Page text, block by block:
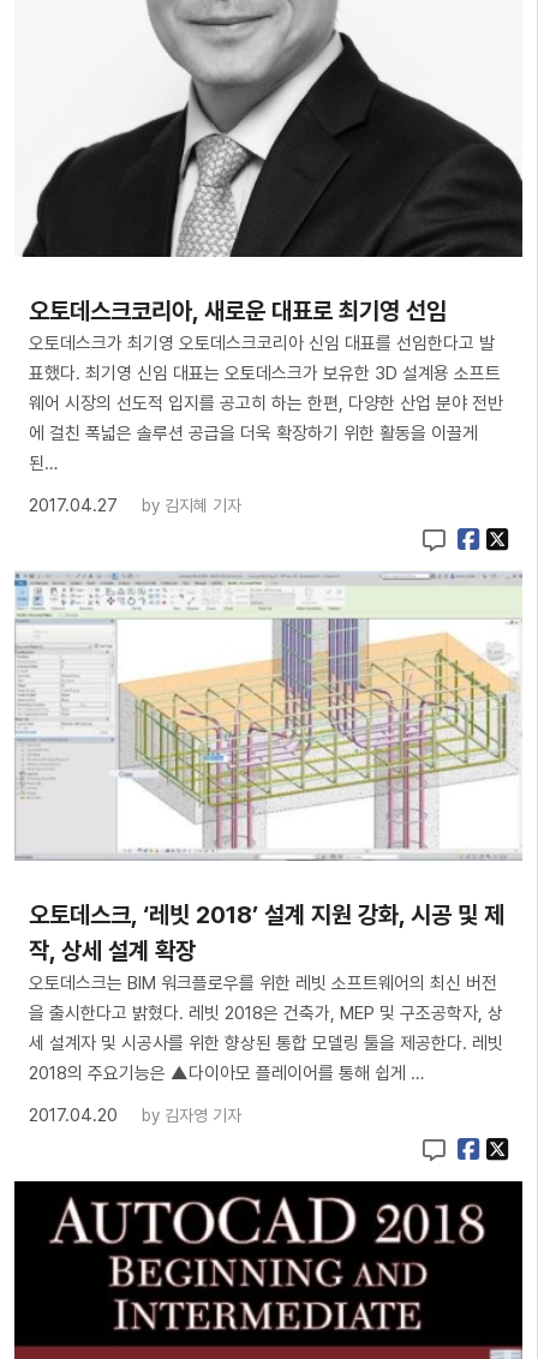
오토데스크코리아, 새로운 대표로 최기영 선임
오토데스크가 최기영 오토데스크코리아 신임 대표를 선임한다고 발
표했다. 최기영 신임 대표는 오토데스크가 보유한 3D 설계용 소프트
웨어 시장의 선도적 입지를 공고히 하는 한편, 다양한 산업 분야 전반
에 걸친 폭넓은 솔루션 공급을 더욱 확장하기 위한 활동을 이끌게
된…
2017.04.27
by 김지혜 기자
오토데스크, ‘레빗 2018’ 설계 지원 강화, 시공 및 제
작, 상세 설계 확장
오토데스크는 BIM 워크플로우를 위한 레빗 소프트웨어의 최신 버전
을 출시한다고 밝혔다. 레빗 2018은 건축가, MEP 및 구조공학자, 상
세 설계자 및 시공사를 위한 향상된 통합 모델링 툴을 제공한다. 레빗
2018의 주요기능은 ▲다이아모 플레이어를 통해 쉽게 …
2017.04.20
by 김자영 기자